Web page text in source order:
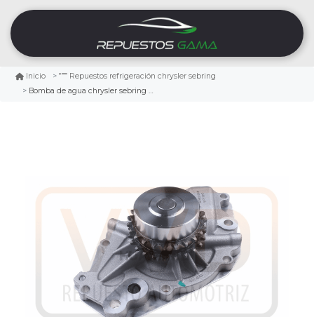
Inicio
Repuestos refrigeración chrysler sebring
Bomba de agua chrysler sebring 2.7 2001/2007